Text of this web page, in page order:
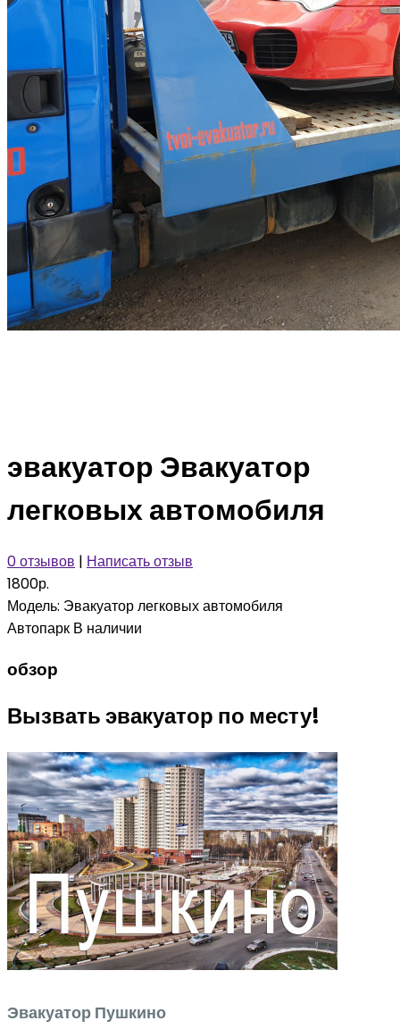
эвакуатор Эвакуатор
легковых автомобиля
0 отзывов | Написать отзыв
1800р.
Модель: Эвакуатор легковых автомобиля
Автопарк В наличии
обзор
Вызвать эвакуатор по месту!
Эвакуатор Пушкино